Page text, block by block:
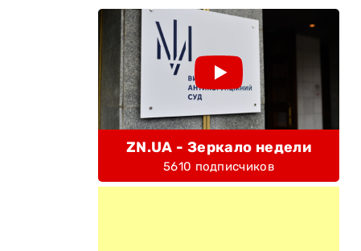
ZN.UA - Зеркало недели
5610 подписчиков